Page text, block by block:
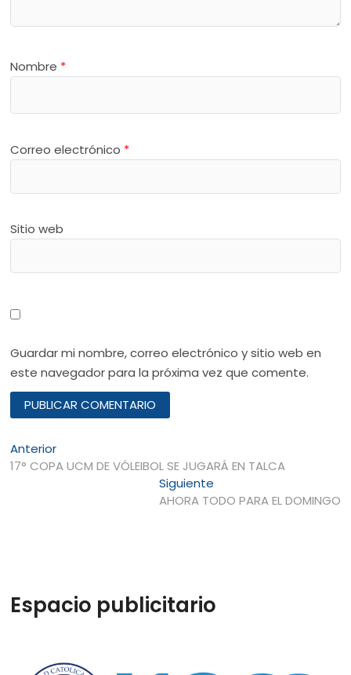
Nombre *
Correo electrónico *
Sitio web
Guardar mi nombre, correo electrónico y sitio web en
este navegador para la próxima vez que comente.
Navegación
de
AnteriorEntrada
anterior:
17° COPA UCM DE VÓLEIBOL SE JUGARÁ EN TALCA
SiguienteEntrada
siguiente:
AHORA TODO PARA EL DOMINGO
Espacio publicitario